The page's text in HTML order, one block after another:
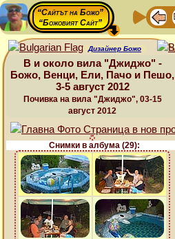
“Сайтът на Божо”
“Божовият Сайт”
Дизайнер Божо
В и около вила "Джиджо" -
Божо, Венци, Ели, Пачо и Пешо,
3-5 август 2012
Почивка на вила "Джиджо", 03-15
август 2012
Снимки в албума (29):